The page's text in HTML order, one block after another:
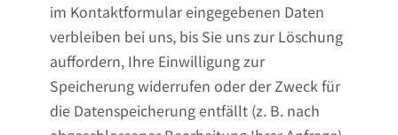
im Kontaktformular eingegebenen Daten
verbleiben bei uns, bis Sie uns zur Löschung
auffordern, Ihre Einwilligung zur
Speicherung widerrufen oder der Zweck für
die Datenspeicherung entfällt (z. B. nach